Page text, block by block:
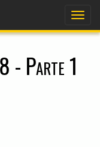
- Parte 1